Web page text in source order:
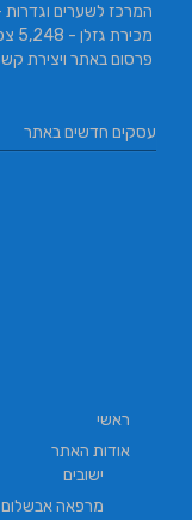
המרכז לשערים וגדרות -
מכירת גזלן - 5,248 צפיות
פרסום באתר ויצירת
עסקים חדשים באתר
ראשי
אודות האתר
ישובים
מרפאה אבשלום